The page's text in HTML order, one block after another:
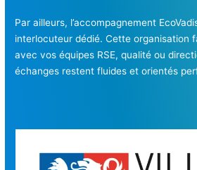
Par ailleurs, l’accompagnement
interlocuteur dédié. Cette organisation
avec vos équipes RSE, qualité ou
échanges restent fluides et orientés